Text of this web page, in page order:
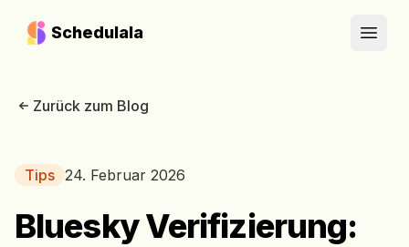
Schedulala
Open
Zurück zum Blog
Tips 24. Februar 2026
Bluesky Verifizierung: